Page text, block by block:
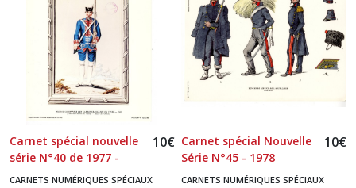
Carnet spécial nouvelle
série N°40 de 1977 -
ARTILLEURS FRANCAIS
10€
CARNETS NUMÉRIQUES SPÉCIAUX
Carnet spécial Nouvelle
Série N°45 - 1978
Artllleurs Français 1830-
10€
CARNETS NUMÉRIQUES SPÉCIAUX